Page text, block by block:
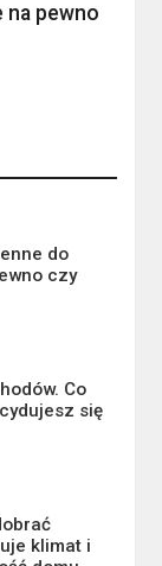
na pewno
do
czy
Co
się
klimat i